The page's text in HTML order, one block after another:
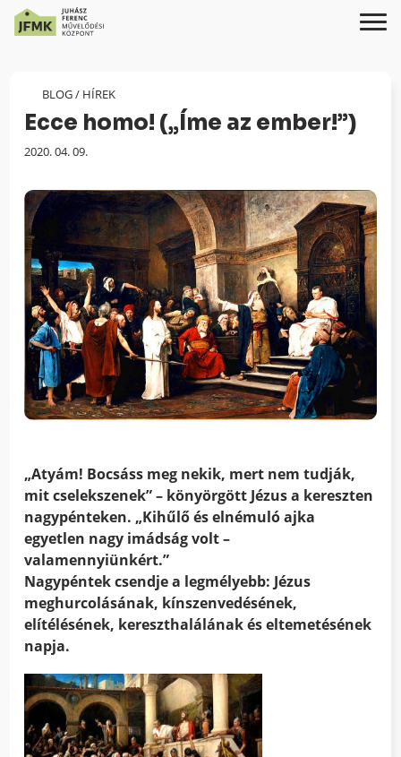
Content
navigációhoz
BLOG/ HÍREK
Ecce homo! („Íme az ember!”)
Megjelenés
2020. 04. 09.
„Atyám! Bocsáss meg nekik, mert nem tudják,
mit cselekszenek” – könyörgött Jézus a kereszten
nagypénteken. „Kihűlő és elnémuló ajka
egyetlen nagy imádság volt –
valamennyiünkért.”
Nagypéntek csendje a legmélyebb: Jézus
meghurcolásának, kínszenvedésének,
elítélésének, kereszthalálának és eltemetésének
napja.